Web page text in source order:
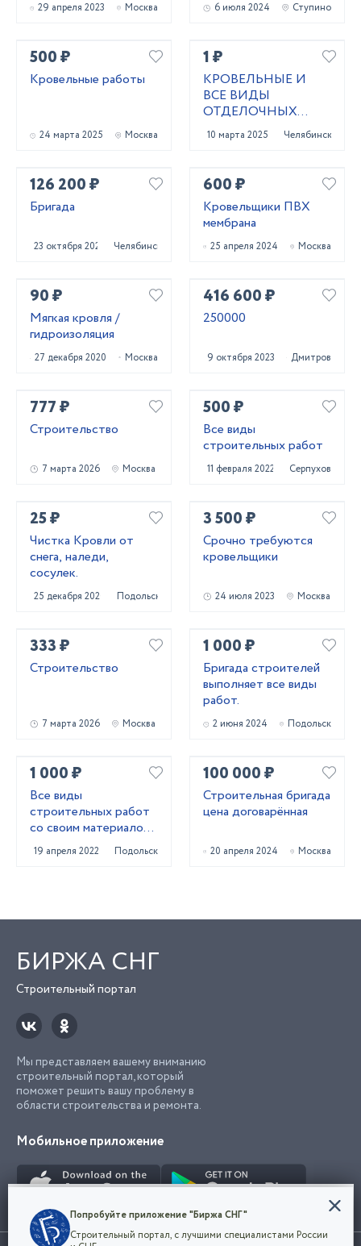
29 апреля 2023 Москва 6 июля 2024 Ступино
500 ₽
Кровельные работы
24 марта 2025 Москва
1 ₽
КРОВЕЛЬНЫЕ И
ВСЕ ВИДЫ
ОТДЕЛОЧНЫХ
РАБОТ
10 марта 2025 Челябинск
126 200 ₽
Бригада
23 октября 2023 Челябинск
600 ₽
Кровельщики ПВХ
мембрана
25 апреля 2024 Москва
90 ₽
Мягкая кровля /
гидроизоляция
27 декабря 2020 Москва
416 600 ₽
250000
9 октября 2023 Дмитров
777 ₽
Строительство
7 марта 2026 Москва
500 ₽
Все виды
строительных работ
11 февраля 2022 Серпухов
25 ₽
Чистка Кровли от
снега, наледи,
сосулек.
25 декабря 2020 Подольск
3 500 ₽
Срочно требуются
кровельщики
24 июля 2023 Москва
333 ₽
Строительство
7 марта 2026 Москва
1 000 ₽
Бригада строителей
выполняет все виды
работ.
2 июня 2024 Подольск
1 000 ₽
Все виды
строительных работ
со своим материалом
и с материалом
заказчика
19 апреля 2022 Подольск
100 000 ₽
Строительная бригада
цена договарённая
20 апреля 2024 Москва
БИРЖА СНГ
Строительный портал
Мы представляем вашему вниманию
строительный портал, который
поможет решить вашу проблему в
области строительства и ремонта.
Мобильное приложение
Конфиденциальность
Мы используем файлы cookie, чтобы сделать
Попробуйте приложение "Биржа СНГ"
Строительный портал, с лучшими специалистами России